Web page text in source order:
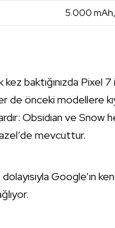
5.000 mAh,
kez baktığınızda Pixel
önceki modellere
Obsidian ve Snow
mevcuttur.
Google’ın